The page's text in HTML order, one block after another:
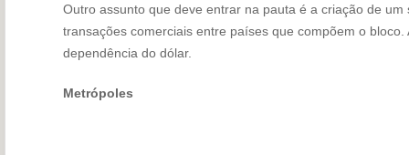
Outro assunto que deve entrar na pauta é a criação de
transações comerciais entre países que compõem o
dependência do dólar.
Metrópoles